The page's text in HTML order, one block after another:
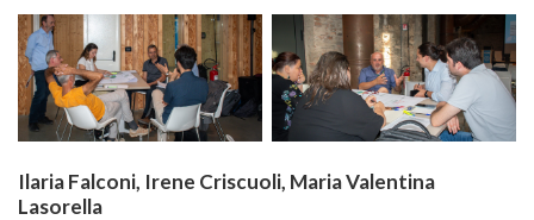
Ilaria Falconi, Irene Criscuoli, Maria Valentina
Lasorella